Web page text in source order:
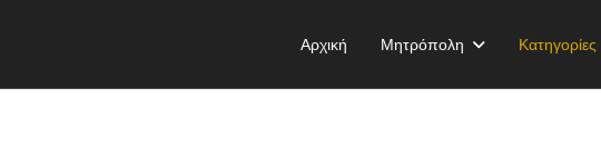
Αρχική Μητρόπολη Κατηγορίες